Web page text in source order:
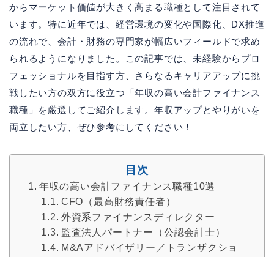
からマーケット価値が大きく高まる職種として注目されて
います。特に近年では、経営環境の変化や国際化、DX推進
の流れで、会計・財務の専門家が幅広いフィールドで求め
られるようになりました。この記事では、未経験からプロ
フェッショナルを目指す方、さらなるキャリアアップに挑
戦したい方の双方に役立つ「年収の高い会計ファイナンス
職種」を厳選してご紹介します。年収アップとやりがいを
両立したい方、ぜひ参考にしてください！
目次
年収の高い会計ファイナンス職種10選
CFO（最高財務責任者）
外資系ファイナンスディレクター
監査法人パートナー（公認会計士）
M&Aアドバイザリー／トランザクショ